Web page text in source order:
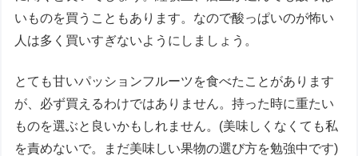
いものを買うこともあります。なので酸っぱいのが怖い
人は多く買いすぎないようにしましょう。
とても甘いパッションフルーツを食べたことがあります
が、必ず買えるわけではありません。持った時に重たい
ものを選ぶと良いかもしれません。(美味しくなくても私
を責めないで。まだ美味しい果物の選び方を勉強中です)